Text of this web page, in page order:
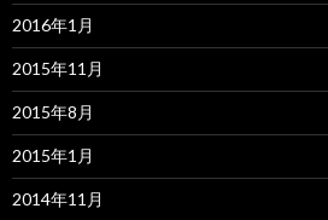
2016年1月
2015年11月
2015年8月
2015年1月
2014年11月